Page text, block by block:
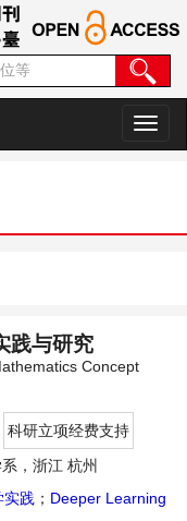
切
换
践与研究
Concept
科研立项经费支持
，浙江 杭州
实践 ； Deeper Learning